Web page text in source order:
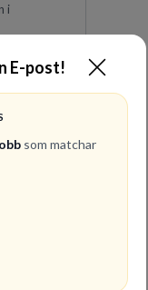
E-post!
som matchar
i